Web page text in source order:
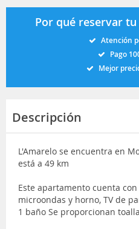
Por qué reservar
Atención
Pago
Mejor
Descripción
L'Amarelo se encuentra en
está a 49 km
Este apartamento cuenta
microondas y horno, TV de
1 baño Se proporcionan